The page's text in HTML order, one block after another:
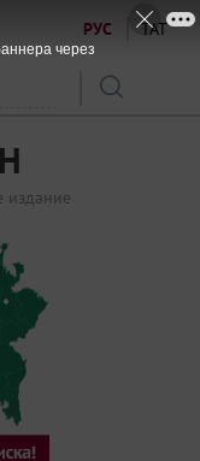
РУС ТАТ
издание
через